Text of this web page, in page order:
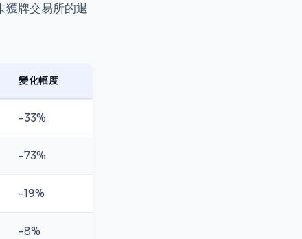
獲牌交易所的退
變化幅度
-33%
-73%
-19%
-8%